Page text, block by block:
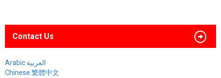
Contact Us
Arabic العربية
Chinese 繁體中文